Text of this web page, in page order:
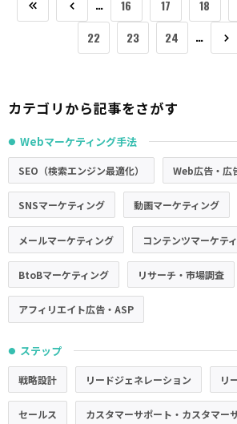
… 16 17 18
22
23 24 …
カテゴリから記事をさがす
● Webマーケティング手法
SEO（検索エンジン最適化） Web広告・広
SNSマーケティング 動画マーケティング
メールマーケティング コンテンツマーケテ
BtoBマーケティング リサーチ・市場調査
アフィリエイト広告・ASP
● ステップ
戦略設計 リードジェネレーション リ
セールス カスタマーサポート・カスタマー